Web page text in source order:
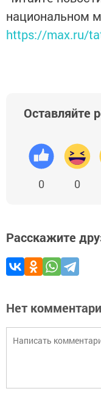
национальном
https://max.ru/
Оставляйте
0 0
Расскажите
Нет